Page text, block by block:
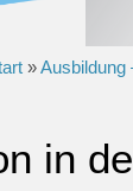
»Ausbildung
in